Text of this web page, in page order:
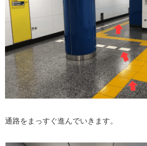
通路をまっすぐ進んでいきます。